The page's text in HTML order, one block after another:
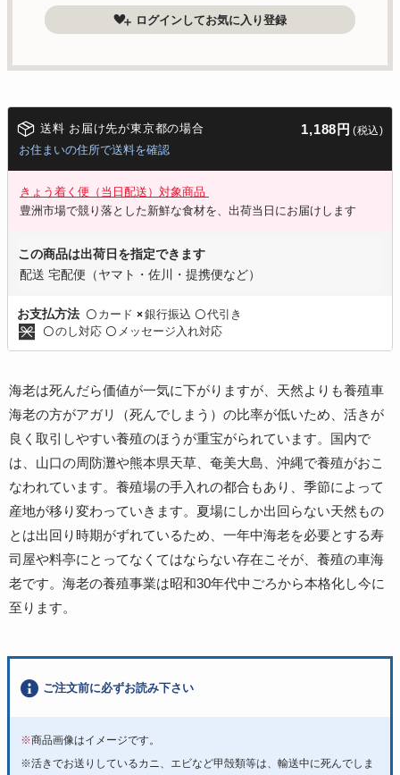
ログインしてお気に入り登録
送料 お届け先が東京都の場合 1,188円 (税込)
お住まいの住所で送料を確認
きょう着く便（当日配送）対象商品
豊洲市場で競り落とした新鮮な食材を、出荷当日にお届けします
この商品は出荷日を指定できます
配送 宅配便（ヤマト・佐川・提携便など）
お支払方法 〇 カード ×銀行振込 〇代引き
〇のし対応 〇 メッセージ入れ対応
海老は死んだら価値が一気に下がりますが、天然よりも養殖車
海老の方がアガリ（死んでしまう）の比率が低いため、活きが
良く取引しやすい養殖のほうが重宝がられています。国内で
は、山口の周防灘や熊本県天草、奄美大島、沖縄で養殖がおこ
なわれています。養殖場の手入れの都合もあり、季節によって
産地が移り変わっていきます。夏場にしか出回らない天然もの
とは出回り時期がずれているため、一年中海老を必要とする寿
司屋や料亭にとってなくてはならない存在こそが、養殖の車海
老です。海老の養殖事業は昭和30年代中ごろから本格化し今に
至ります。
ご注文前に必ずお読み下さい
※商品画像はイメージです。
※活きでお送りしているカニ、エビなど甲殻類等は、輸送中に死んでしま